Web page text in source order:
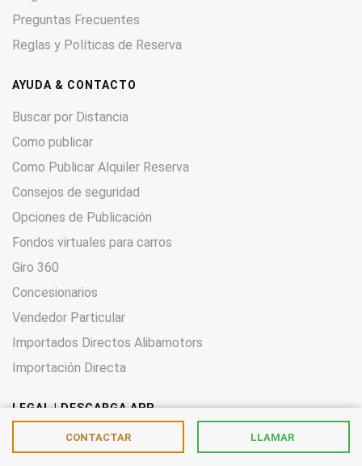
Preguntas Frecuentes
Reglas y Políticas de Reserva
AYUDA & CONTACTO
Buscar por Distancia
Como publicar
Como Publicar Alquiler Reserva
Consejos de seguridad
Opciones de Publicación
Fondos virtuales para carros
Giro 360
Concesionarios
Vendedor Particular
Importados Directos Alibamotors
Importación Directa
LEGAL | DESCARGA APP